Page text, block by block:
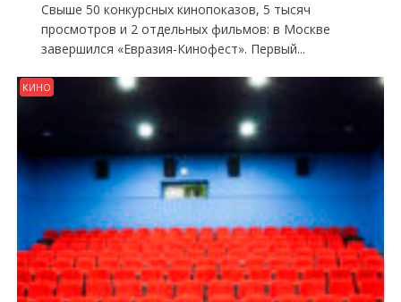
Свыше 50 конкурсных кинопоказов, 5 тысяч
просмотров и 2 отдельных фильмов: в Москве
завершился «Евразия-Кинофест». Первый...
КИНО